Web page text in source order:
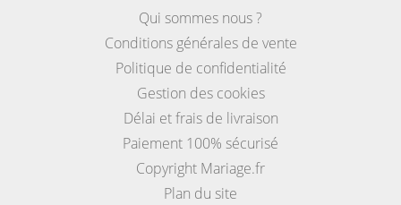
Qui sommes nous ?
Conditions générales de vente
Politique de confidentialité
Gestion des cookies
Délai et frais de livraison
Paiement 100% sécurisé
Copyright Mariage.fr
Plan du site